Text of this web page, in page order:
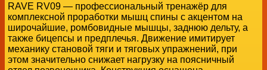
RAVE RV09 — профессиональный тренажёр для
комплексной проработки мышц спины с акцентом на
широчайшие, ромбовидные мышцы, заднюю дельту, а
также бицепсы и предплечья. Движение имитирует
механику становой тяги и тяговых упражнений, при
этом значительно снижает нагрузку на поясничный